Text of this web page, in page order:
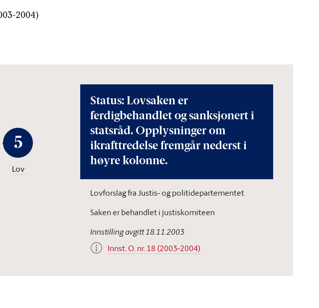
2004)
5
Lov
Status: Lovsaken er
ferdigbehandlet og sanksjonert i
statsråd. Opplysninger om
ikrafttredelse fremgår nederst i
høyre kolonne.
Lovforslag fra Justis- og politidepartementet
Saken er behandlet i justiskomiteen
Innstilling avgitt 18.11.2003
Innst. O. nr. 18 (2003-2004)